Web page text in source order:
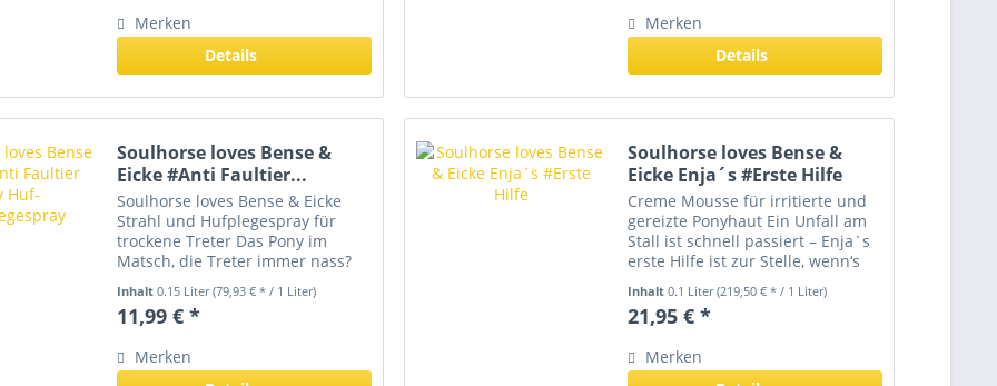
Wundheilung wobei...
Merken
Details
Merken
Details
Soulhorse loves Bense &
Eicke #Anti Faultier...
Soulhorse loves Bense & Eicke
Strahl und Hufplegespray für
trockene Treter Das Pony im
Matsch, die Treter immer nass?
Anti #Faultier Spray, da macht die
Hufpflege wieder Spaß!
Inhalt0.15 Liter(79,93 € * / 1 Liter)
11,99 € *
Merken
Soulhorse loves Bense &
Eicke Enja´s #Erste Hilfe
Creme Mousse für irritierte und
gereizte Ponyhaut Ein Unfall am
Stall ist schnell passiert – Enja`s
erste Hilfe ist zur Stelle, wenn‘s
Mousse auf die irritierte, trockene
oder gereizte Stelle verteilen,
Inhalt0.1 Liter(219,50 € * / 1 Liter)
21,95 € *
Merken